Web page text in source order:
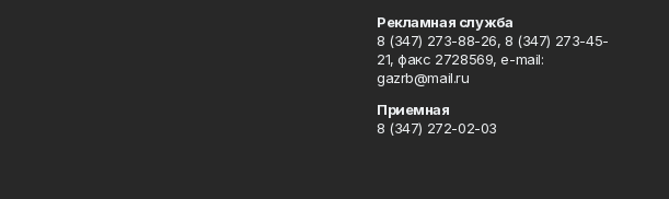
Рекламная служба
8 (347) 273-88-26, 8 (347) 273-45-
21, факс 2728569, e-mail:
gazrb@mail.ru
Приемная
8 (347) 272-02-03